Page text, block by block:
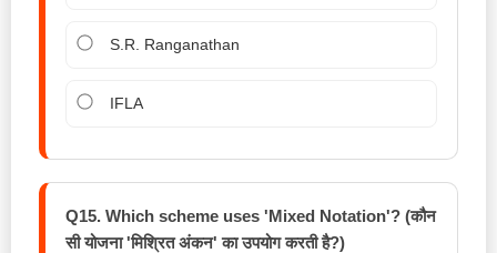
S.R. Ranganathan
IFLA
Q15. Which scheme uses 'Mixed Notation'? (कौन
सी योजना 'मिश्रित अंकन' का उपयोग करती है?)